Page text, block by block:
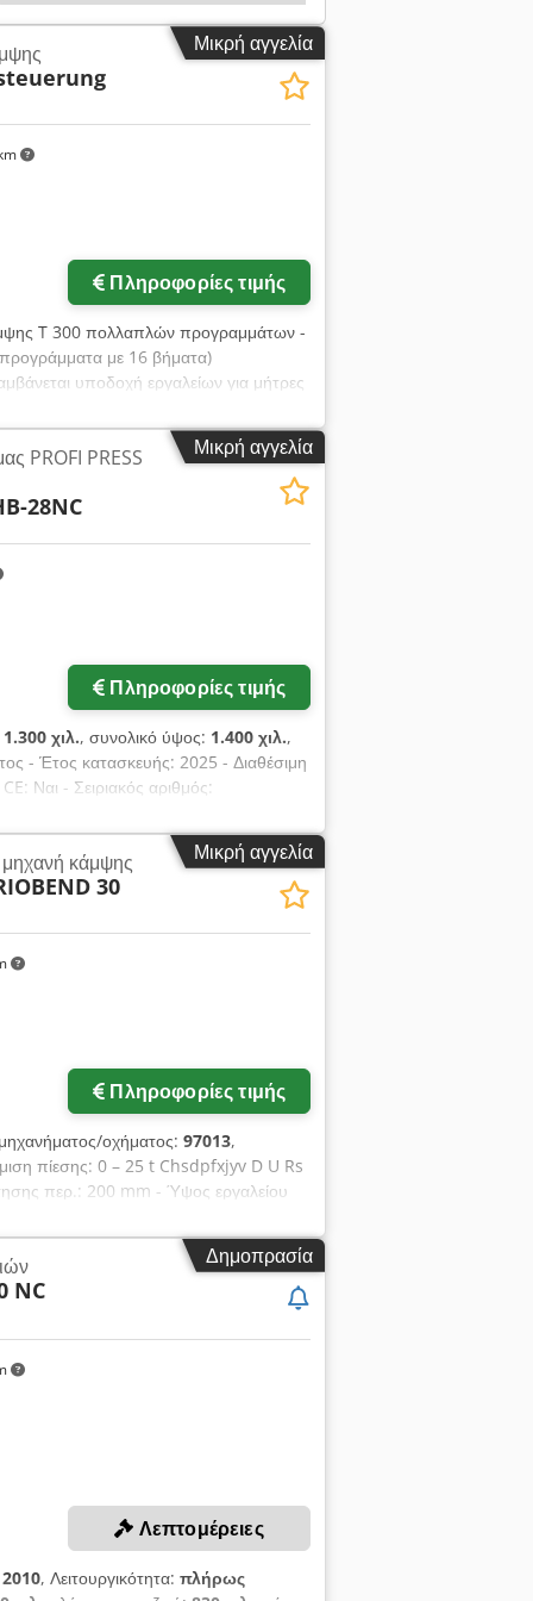
Μικρή αγγελία
Πληροφορίες τιμής
T 300 πολλαπλών προγραμμάτων -
με 16 βήματα)
υποδοχή εργαλείων για μήτρες
μεταβλητή 0-250 mm -
sec. Κίνηση επιστροφής 20 mm/sec. -
3,0 KW - 400 Volt 50 Hz 3 ph -
βάρος 950 kg - χρώμα RAL5012 /
3/8" - 2
Μικρή αγγελία
PROFI PRESS
28NC
Πληροφορίες τιμής
1.300 χιλ., συνολικό ύψος: 1.400 χιλ.,
- Έτος κατασκευής: 2025 - Διαθέσιμη
Ναι - Σειριακός αριθμός:
4,0 kW - Διαστάσεις
[kg]: 800 kg - Συσκευασίες μεταφοράς
ΦΠΑ ΦΠΑ/Διαφοροποιημένη
δυνατές ανά πάσα στιγμή για
Rossum
Μικρή αγγελία
μηχανή κάμψης
30
Πληροφορίες τιμής
οχήματος: 97013,
πίεσης: 0 – 25 t Chsdpfxjyv D U Rs
περ.: 200 mm - Ύψος εργαλείου
x 15 mm – Τετράγωνος σίδηρος περ.
V / 4,0 kW - Διαστάσεις περ.: Π 1400
καμπύλωσης
Δημοπρασία
NC
Λεπτομέρειες
2010, Λειτουργικότητα: πλήρως